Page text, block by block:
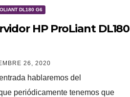
DL180 G6
HP ProLiant DL180
26, 2020
hablaremos del
periódicamente tenemos que